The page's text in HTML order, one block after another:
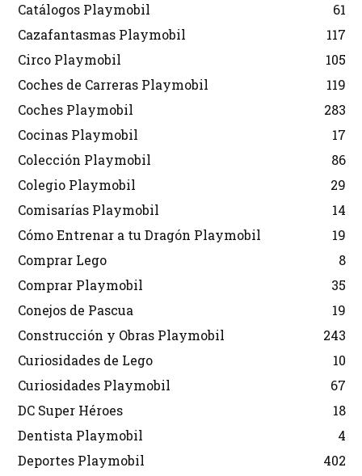
Catálogos Playmobil
61
Cazafantasmas Playmobil
117
Circo Playmobil
105
Coches de Carreras Playmobil
119
Coches Playmobil
283
Cocinas Playmobil
17
Colección Playmobil
86
Colegio Playmobil
29
Comisarías Playmobil
14
Cómo Entrenar a tu Dragón Playmobil
19
Comprar Lego
8
Comprar Playmobil
35
Conejos de Pascua
19
Construcción y Obras Playmobil
243
Curiosidades de Lego
10
Curiosidades Playmobil
67
DC Super Héroes
18
Dentista Playmobil
4
Deportes Playmobil
402